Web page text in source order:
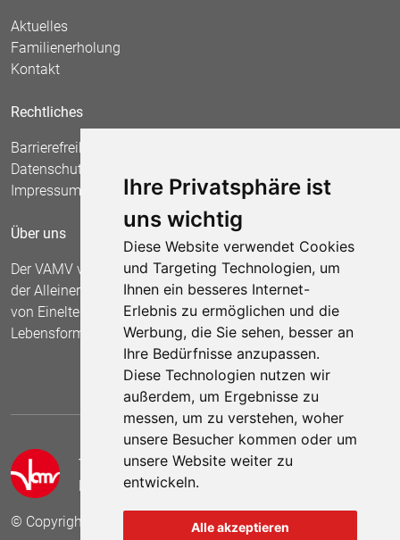
Ihre Privatsphäre ist
uns wichtig
Diese Website verwendet Cookies
und Targeting Technologien, um
Ihnen ein besseres Internet-
Erlebnis zu ermöglichen und die
Werbung, die Sie sehen, besser an
Ihre Bedürfnisse anzupassen.
Diese Technologien nutzen wir
außerdem, um Ergebnisse zu
messen, um zu verstehen, woher
unsere Besucher kommen oder um
unsere Website weiter zu
entwickeln.
Alle akzeptieren
Aktuelles
Familienerholung
Kontakt
Rechtliches
Barrierefreiheit
Datenschutz
Impressum
Über uns
Der VAMV vertritt seit 1967 die Interessen
der Alleinerziehenden und fordert die Anerkennung
von Einelternfamilien als gleichberechtigte
Lebensform.
Telefon:05 41 /2 55 84
E-Mail:
info[at]vamv-niedersachsen.de
© Copyright 2025 VAMV Landesverband Niedersachsen e.V.